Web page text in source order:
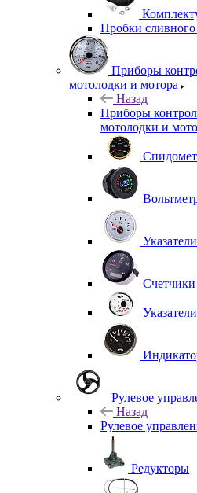
Пробки сливного
Приборы
мотолодки и мотора
Назад
Приборы
мотолодки и
Счетчики
Рулевое
Назад
Рулевое
Редукторы